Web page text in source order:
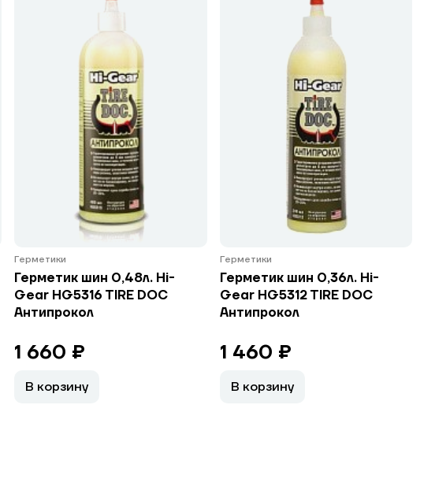
Герметики
Герметик шин 0,48л. Hi-
Gear HG5316 TIRE DOC
Антипрокол
1 660 ₽
В корзину
Герметики
Герметик шин 0,36л. Hi-
Gear HG5312 TIRE DOC
Антипрокол
1 460 ₽
В корзину